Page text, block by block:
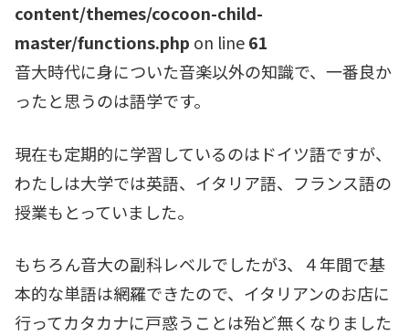
content/themes/cocoon-child-
master/functions.php on line61
音大時代に身についた音楽以外の知識で、一番良か
ったと思うのは語学です。
現在も定期的に学習しているのはドイツ語ですが、
わたしは大学では英語、イタリア語、フランス語の
授業もとっていました。
もちろん音大の副科レベルでしたが3、４年間で基
本的な単語は網羅できたので、イタリアンのお店に
行ってカタカナに戸惑うことは殆ど無くなりました